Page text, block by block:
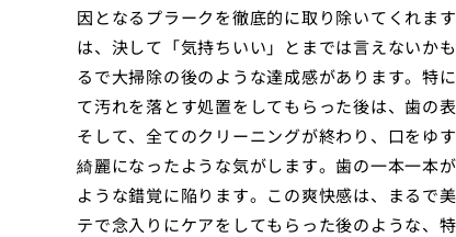
因となるプラークを徹底的に取り除いてくれま
は、決して「気持ちいい」とまでは言えないか
るで大掃除の後のような達成感があります。特
て汚れを落とす処置をしてもらった後は、歯の
そして、全てのクリーニングが終わり、口をゆ
綺麗になったような気がします。歯の一本一本
ような錯覚に陥ります。この爽快感は、まるで
テで念入りにケアをしてもらった後のような、